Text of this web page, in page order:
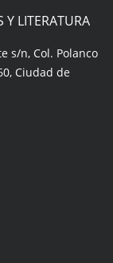
Y LITERATURA
s/n, Col. Polanco
Ciudad de